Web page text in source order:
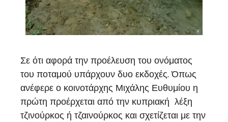
Σε ότι αφορά την προέλευση του ονόματος
του ποταμού υπάρχουν δυο εκδοχές. Όπως
ανέφερε ο κοινοτάρχης Μιχάλης Ευθυμίου η
πρώτη προέρχεται από την κυπριακή λέξη
τζινούρκος ή τζαινούρκος και σχετίζεται με την